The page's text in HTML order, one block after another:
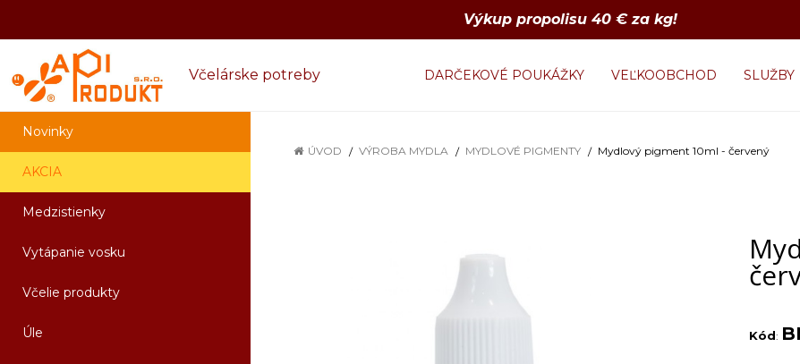
Výkup propolisu 40 € za kg!
Včelárske potreby DARČEKOVÉ POUKÁŽKY VEĽKOOBCHOD SLUŽBY
Novinky
AKCIA
Medzistienky
Vytápanie vosku
Včelie produkty
Úle
ÚVOD VÝROBA MYDLA MYDLOVÉ PIGMENTY Mydlový pigment 10ml - červený
Kód: